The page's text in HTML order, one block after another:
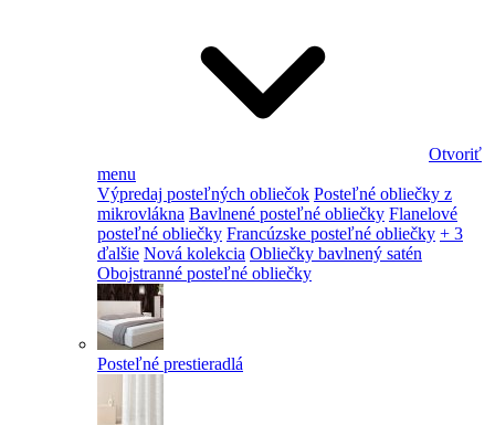
Otvoriť
menu
Výpredaj posteľných obliečok Posteľné obliečky z
mikrovlákna Bavlnené posteľné obliečky Flanelové
posteľné obliečky Francúzske posteľné obliečky + 3
ďalšie Nová kolekcia Obliečky bavlnený satén
Obojstranné posteľné obliečky
Posteľné prestieradlá